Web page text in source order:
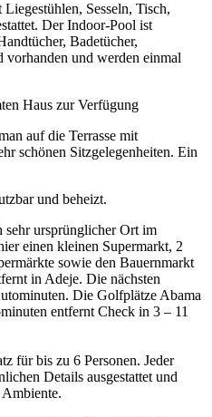
Sesseln, Tisch,
Der Indoor-Pool ist
Badetücher,
vorhanden und werden einmal
Haus zur Verfügung
auf die Terrasse mit
schönen Sitzgelegenheiten. Ein
und beheizt.
ursprünglicher Ort im
einen kleinen Supermarkt, 2
sowie den Bauernmarkt
in Adeje. Die nächsten
Die Golfplätze Abama
entfernt Check in 3 – 11
für bis zu 6 Personen. Jeder
Details ausgestattet und
Ambiente.